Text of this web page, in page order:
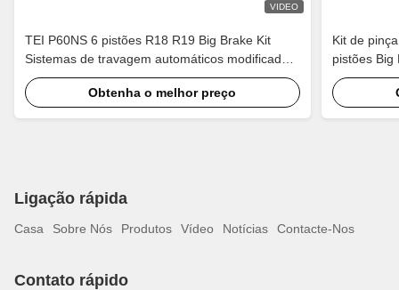
VIDEO
TEI P60NS 6 pistões R18 R19 Big Brake Kit
Sistemas de travagem automáticos modificados
Peças de calibre para Lexus IS250 IS300 XE20
XE30 2005-2022Obtenha o melhor preço
Kit de
pistões Big
2018,
CV1/2/3/4/
Ligação rápida
Casa Sobre Nós Produtos Vídeo Notícias Contacte-Nos
Contato rápido